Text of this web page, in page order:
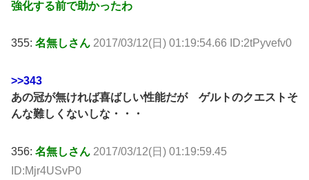
強化する前で助かったわ
355: 名無しさん 2017/03/12(日) 01:19:54.66 ID:2tPyvefv0
>>343
あの冠が無ければ喜ばしい性能だが ゲルトのクエストそ
んな難しくないしな・・・
356: 名無しさん 2017/03/12(日) 01:19:59.45
ID:Mjr4USvP0